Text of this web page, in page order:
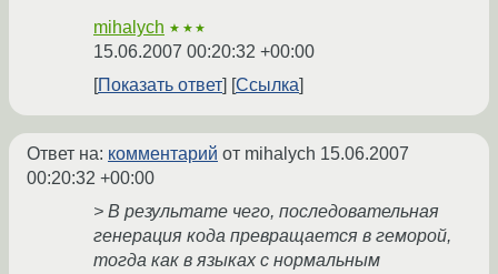
mihalych ★★★
15.06.2007 00:20:32 +00:00
Показать ответ
Ссылка
Ответ на: комментарий от mihalych 15.06.2007
00:20:32 +00:00
> В результате чего, последовательная
генерация кода превращается в геморой,
тогда как в языках с нормальным